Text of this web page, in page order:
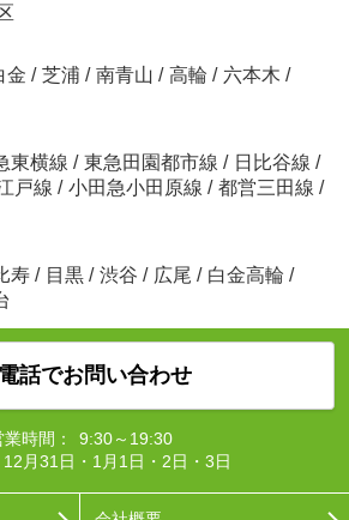
金 / 芝浦 / 南青山 / 高輪 / 六本木 /
東横線 / 東急田園都市線 / 日比谷線 /
戸線 / 小田急小田原線 / 都営三田線 /
寿 / 目黒 / 渋谷 / 広尾 / 白金高輪 /
電話でお問い合わせ
業時間：
9:30～19:30
12月31日・1月1日・2日・3日